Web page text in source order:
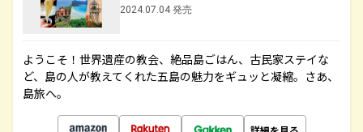
2024.07.04 発売
ようこそ！世界遺産の教会、絶品島ごはん、古民家ステイな
ど、島の人が教えてくれた五島の魅力をギュッと凝縮。さあ、
島旅へ。